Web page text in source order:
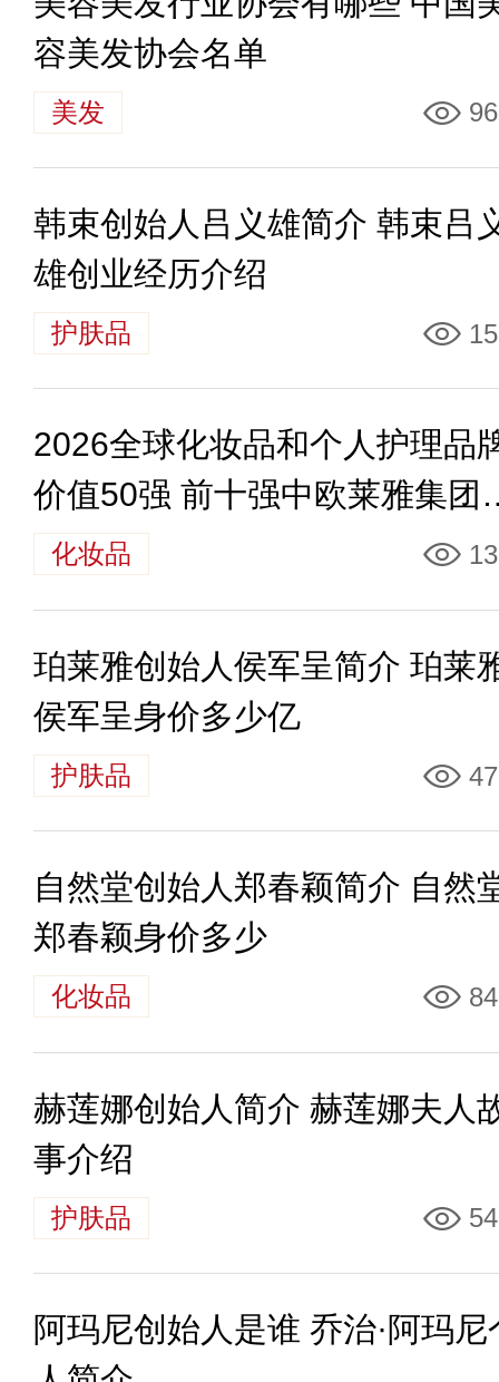
容美发协会名单
美发
韩束创始人吕义雄简介 韩束吕
雄创业经历介绍
护肤品
2026全球化妆品和个人护理品
价值50强 前十强中欧莱雅集团
个化妆品
珀莱雅创始人侯军呈简介 珀莱
侯军呈身价多少亿
护肤品
自然堂创始人郑春颖简介 自然
郑春颖身价多少
化妆品
赫莲娜创始人简介 赫莲娜夫人
事介绍
护肤品
阿玛尼创始人是谁 乔治·阿玛尼